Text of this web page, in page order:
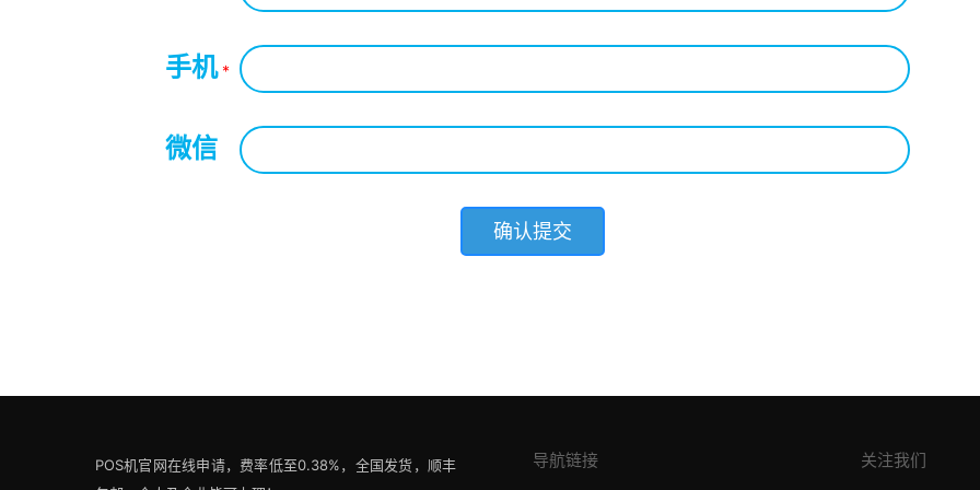
手机*
微信
POS机官网在线申请，费率低至0.38%，全国发货，顺丰
导航链接 关注我们